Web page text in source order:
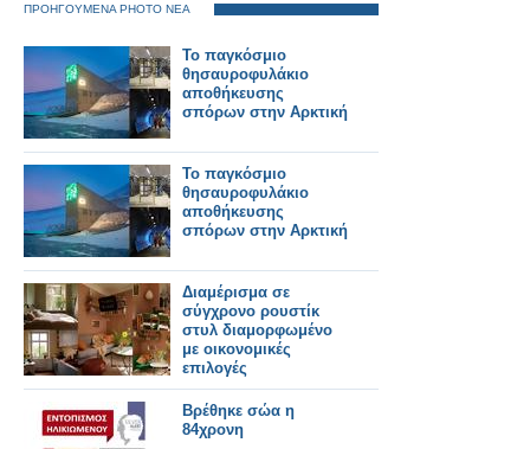
ΠΡΟΗΓΟΥΜΕΝΑ PHOTO ΝΕΑ
Το παγκόσμιο
θησαυροφυλάκιο
αποθήκευσης
σπόρων στην Αρκτική
Το παγκόσμιο
θησαυροφυλάκιο
αποθήκευσης
σπόρων στην Αρκτική
Διαμέρισμα σε
σύγχρονο ρουστίκ
στυλ διαμορφωμένο
με οικονομικές
επιλογές
Βρέθηκε σώα η
84χρονη